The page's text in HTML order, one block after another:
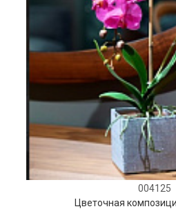
004125
Цветочная